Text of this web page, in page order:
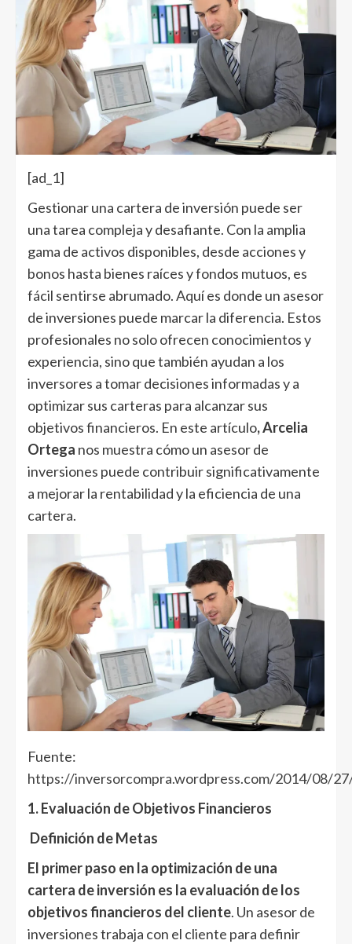
[ad_1]
Gestionar una cartera de inversión puede ser
una tarea compleja y desafiante. Con la amplia
gama de activos disponibles, desde acciones y
bonos hasta bienes raíces y fondos mutuos, es
fácil sentirse abrumado. Aquí es donde un asesor
de inversiones puede marcar la diferencia. Estos
profesionales no solo ofrecen conocimientos y
experiencia, sino que también ayudan a los
inversores a tomar decisiones informadas y a
optimizar sus carteras para alcanzar sus
objetivos financieros. En este artículo, Arcelia
Ortega nos muestra cómo un asesor de
inversiones puede contribuir significativamente
a mejorar la rentabilidad y la eficiencia de una
cartera.
Fuente:
https://inversorcompra.wordpress.com/2014/08/
1. Evaluación de Objetivos Financieros
Definición de Metas
El primer paso en la optimización de una
cartera de inversión es la evaluación de los
objetivos financieros del cliente. Un asesor de
inversiones trabaja con el cliente para definir